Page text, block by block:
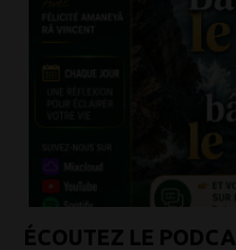
ÉCOUTEZ LE